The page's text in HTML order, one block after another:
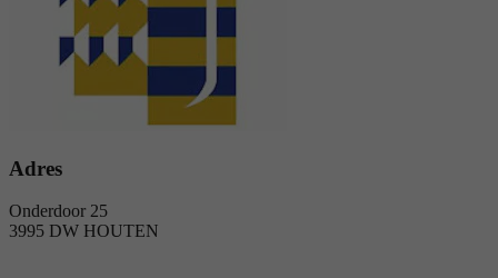
Adres
Onderdoor 25
3995 DW HOUTEN